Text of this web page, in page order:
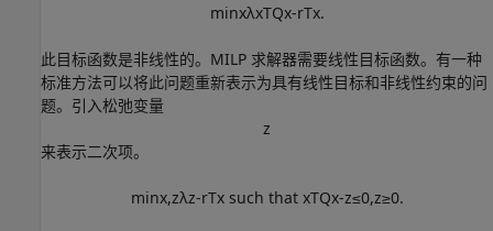
minxλxTQx-rTx.
此目标函数是非线性的。MILP 求解器需要线性目标函数。有一种
标准方法可以将此问题重新表示为具有线性目标和非线性约束的问
题。引入松弛变量
z
来表示二次项。
minx,zλz-rTx such that xTQx-z≤0,z≥0.